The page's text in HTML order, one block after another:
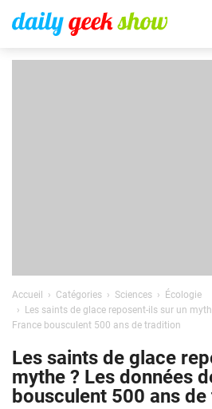
Accueil Catégories Sciences
Écologie
Les saints de glace reposent-ils sur un
France bousculent 500 ans de tradition
Les saints de glace
mythe ? Les données
bousculent 500 ans